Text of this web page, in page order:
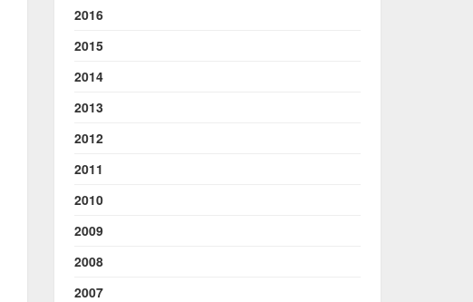
2016
2015
2014
2013
2012
2011
2010
2009
2008
2007